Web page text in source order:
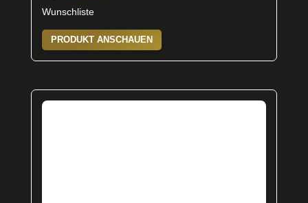
Wunschliste
PRODUKT ANSCHAUEN